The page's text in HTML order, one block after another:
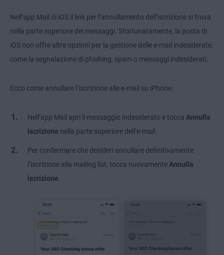
Nell’app Mail di iOS il link per l’annullamento dell’iscrizione si trova
nella parte superiore dei messaggi. Sfortunatamente, la posta di
iOS non offre altre opzioni per la gestione delle e-mail indesiderate,
come la segnalazione di phishing, spam o messaggi indesiderati.
Ecco come annullare l’iscrizione alle e-mail su iPhone:
Nell’app Mail apri il messaggio indesiderato e tocca Annulla
iscrizione nella parte superiore dell’e-mail.
Per confermare che desideri annullare definitivamente
l’iscrizione alla mailing list, tocca nuovamente Annulla
iscrizione